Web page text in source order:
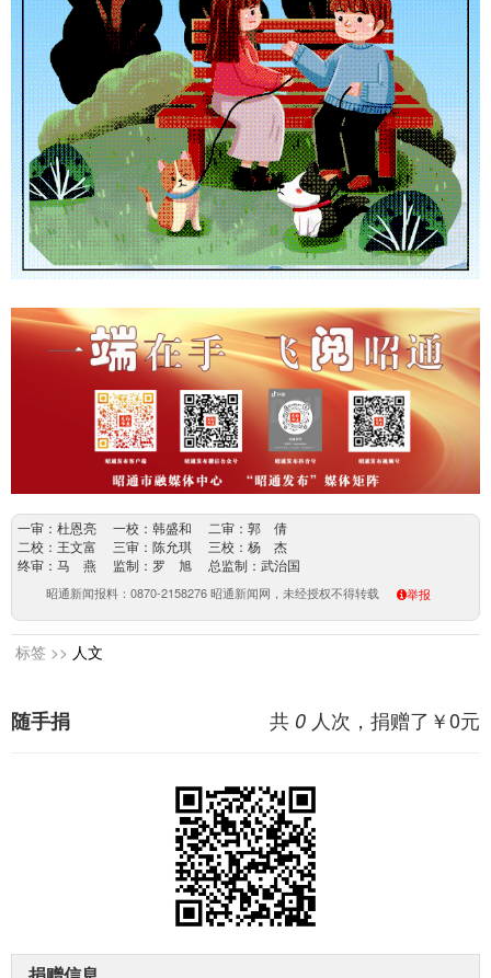
一审：杜恩亮 一校：韩盛和 二审：郭 倩
二校：王文富 三审：陈允琪 三校：杨 杰
终审：马 燕 监制：罗 旭 总监制：武治国
昭通新闻报料：0870-2158276 昭通新闻网，未经授权不得转载 举报
标签 >> 人文
共 0 人次，捐赠了￥0元
随手捐